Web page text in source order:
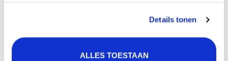
Details tonen
ALLES TOESTAAN
het materiaal RVS. RVS is een sterk materiaal wat ook
nog hittebestendig is en tegen verschillende bijtende